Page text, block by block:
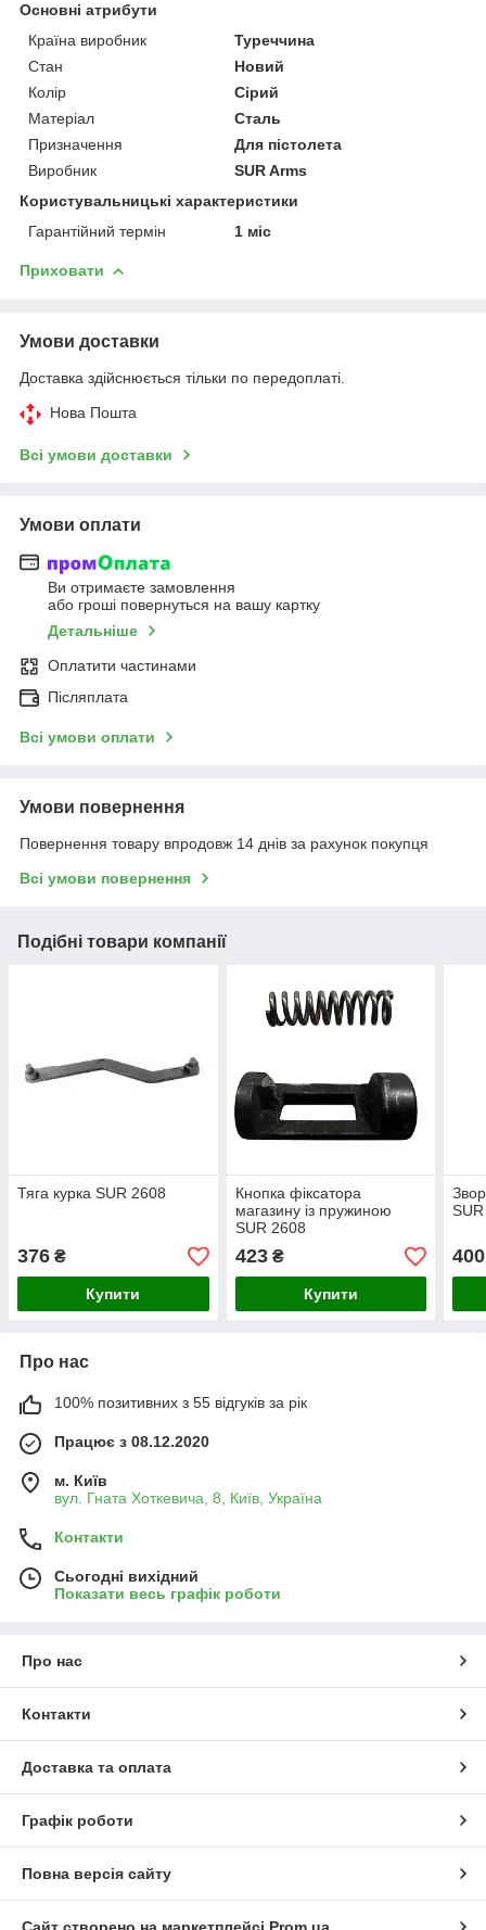
Основні атрибути
Країна виробник
Туреччина
Стан
Новий
Колір
Сірий
Матеріал
Сталь
Призначення
Для пістолета
Виробник
SUR Arms
Користувальницькі характеристики
Гарантійний термін
1 міс
Приховати
Умови доставки
Доставка здійснюється тільки по передоплаті.
Нова Пошта
Всі умови доставки
Умови оплати
Ви отримаєте замовлення
або гроші повернуться на вашу картку
Детальніше
Оплатити частинами
Післяплата
Всі умови оплати
Умови повернення
Повернення товару впродовж 14 днів за рахунок покупця
Всі умови повернення
Подібні товари компанії
Тяга курка SUR 2608
376 ₴
Купити
Кнопка фіксатора
магазину із пружиною
SUR 2608
423₴
Купити
400
Про нас
100% позитивних з 55 відгуків за рік
Працює з 08.12.2020
м. Київ
вул. Гната Хоткевича, 8, Київ, Україна
Контакти
Сьогодні вихідний
Показати весь графік роботи
Про нас
Контакти
Доставка та оплата
Графік роботи
Повна версія сайту